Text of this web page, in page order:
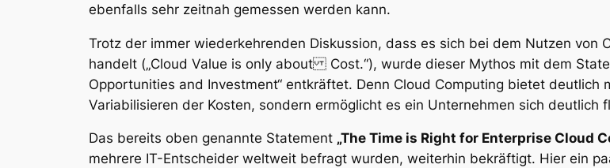
ebenfalls sehr zeitnah gemessen werden kann.
Trotz der immer wiederkehrenden Diskussion, dass es sich bei dem Nutzen von
handelt („Cloud Value is only about Cost.“), wurde dieser Mythos mit dem
Opportunities and Investment“ entkräftet. Denn Cloud Computing bietet deutlich
Variabilisieren der Kosten, sondern ermöglicht es ein Unternehmen sich deutlich
Das bereits oben genannte Statement „The Time is Right for Enterprise Cloud
mehrere IT-Entscheider weltweit befragt wurden, weiterhin bekräftigt. Hier ein